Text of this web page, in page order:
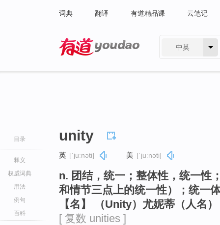
词典 翻译 有道精品课 云笔记
中英
目录
释义
权威词典
用法
例句
百科
unity
英 [ˈjuːnəti] 美 [ˈjuːnəti]
n. 团结，统一；整体性，统一性
和情节三点上的统一性）；统一
【名】 （Unity）尤妮蒂（人名）
[ 复数 unities ]